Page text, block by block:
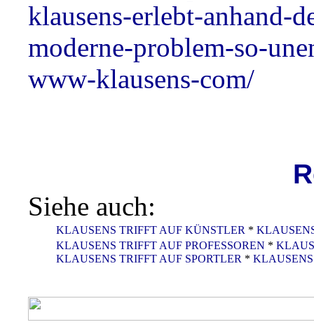
klausens-erlebt-anhand-
moderne-problem-so-
www-klausens-com/
Siehe auch:
KLAUSENS TRIFFT AUF KÜNSTLER *
KLAUSENS TRIFFT AUF PROFESSOREN *
KLAUSENS TRIFFT AUF SPORTLER *